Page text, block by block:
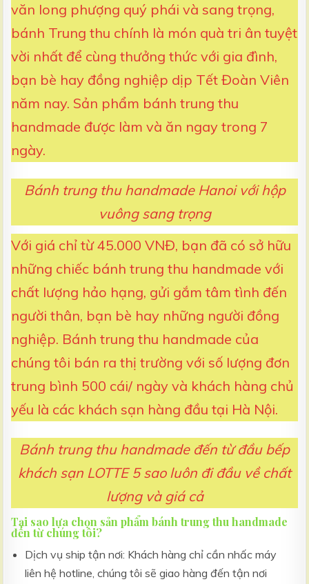
văn long phượng quý phái và sang trọng,
bánh Trung thu chính là món quà tri ân tuyệt
vời nhất để cùng thưởng thức với gia đình,
bạn bè hay đồng nghiệp dịp Tết Đoàn Viên
năm nay. Sản phẩm bánh trung thu
handmade được làm và ăn ngay trong 7
ngày.
Bánh trung thu handmade Hanoi với hộp
vuông sang trọng
Với giá chỉ từ 45.000 VNĐ, bạn đã có sở hữu
những chiếc bánh trung thu handmade với
chất lượng hảo hạng, gửi gắm tâm tình đến
người thân, bạn bè hay những người đồng
nghiệp. Bánh trung thu handmade của
chúng tôi bán ra thị trường với số lượng đơn
trung bình 500 cái/ ngày và khách hàng chủ
yếu là các khách sạn hàng đầu tại Hà Nội.
Bánh trung thu handmade đến từ đầu bếp
khách sạn LOTTE 5 sao luôn đi đầu về chất
lượng và giá cả
Tại sao lựa chọn sản phẩm bánh trung thu handmade
đến từ chúng tôi?
Dịch vụ ship tận nơi: Khách hàng chỉ cần nhấc máy
liên hệ hotline, chúng tôi sẽ giao hàng đến tận nơi